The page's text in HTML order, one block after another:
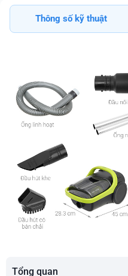
Thông số kỹ thuật
Tổng quan